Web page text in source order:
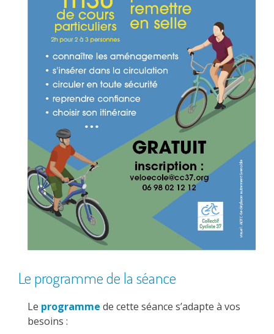
Le programme de la séance
Le programme de cette séance s’adapte à vos
besoins :